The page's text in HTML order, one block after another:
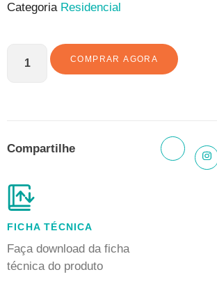
Categoria Residencial
COMPRAR AGORA
Compartilhe
FICHA TÉCNICA
Faça download da ficha
técnica do produto